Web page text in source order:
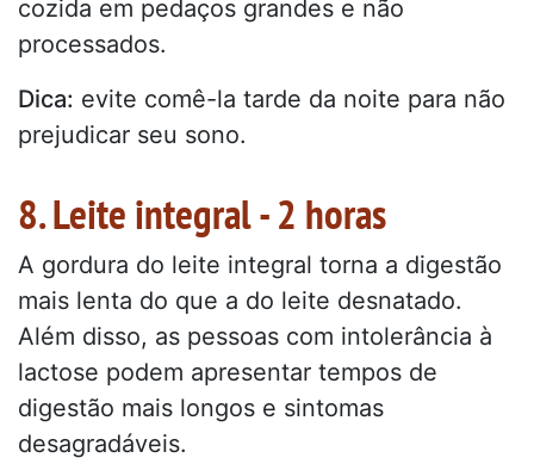
cozida em pedaços grandes e não
processados.
Dica: evite comê-la tarde da noite para não
prejudicar seu sono.
8. Leite integral - 2 horas
A gordura do leite integral torna a digestão
mais lenta do que a do leite desnatado.
Além disso, as pessoas com intolerância à
lactose podem apresentar tempos de
digestão mais longos e sintomas
desagradáveis.